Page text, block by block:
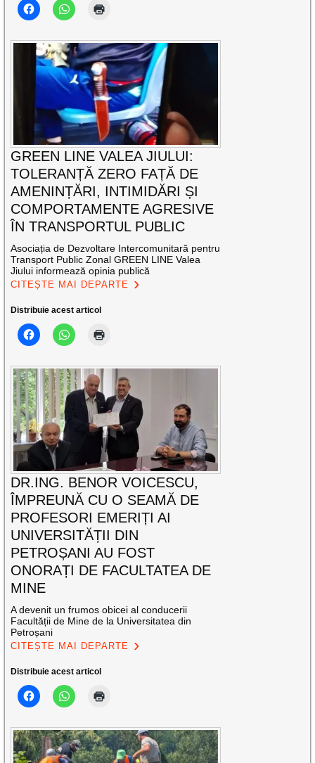
GREEN LINE VALEA JIULUI:
TOLERANȚĂ ZERO FAȚĂ DE
AMENINȚĂRI, INTIMIDĂRI ȘI
COMPORTAMENTE AGRESIVE
ÎN TRANSPORTUL PUBLIC
Asociația de Dezvoltare Intercomunitară pentru
Transport Public Zonal GREEN LINE Valea
Jiului informează opinia publică
CITEȘTE MAI DEPARTE
Distribuie acest articol
DR.ING. BENOR VOICESCU,
ÎMPREUNĂ CU O SEAMĂ DE
PROFESORI EMERIȚI AI
UNIVERSITĂȚII DIN
PETROȘANI AU FOST
ONORAȚI DE FACULTATEA DE
MINE
A devenit un frumos obicei al conducerii
Facultății de Mine de la Universitatea din
Petroșani
CITEȘTE MAI DEPARTE
Distribuie acest articol